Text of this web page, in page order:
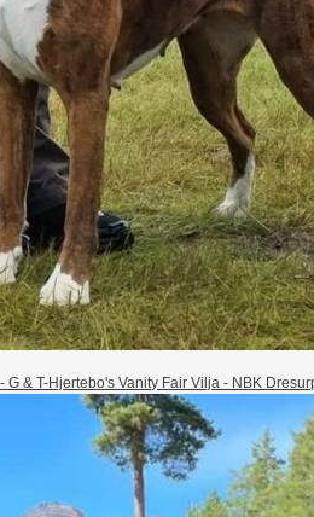
& T-Hjertebo's Vanity Fair Vilja - NBK